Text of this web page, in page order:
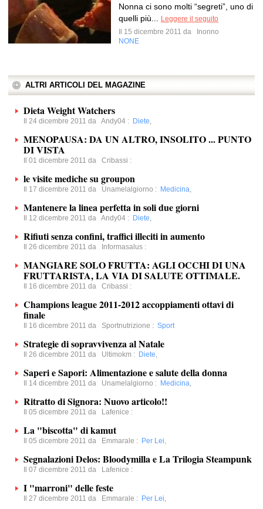
Nonna ci sono molti “segreti”, uno di
quelli più...
Leggere il seguito
Il 15 dicembre 2011 da
Inonno
NONE
ALTRI ARTICOLI DEL MAGAZINE
Dieta Weight Watchers
Il 24 dicembre 2011 da Andy04 : Diete,
MENOPAUSA: DA UN ALTRO, INSOLITO ... PUNTO
DI VISTA
Il 01 dicembre 2011 da Cribassi :
le visite mediche su groupon
Il 17 dicembre 2011 da Unamelalgiorno : Medicina,
Mantenere la linea perfetta in soli due giorni
Il 12 dicembre 2011 da Andy04 : Diete,
Rifiuti senza confini, traffici illeciti in aumento
Il 26 dicembre 2011 da Informasalus :
MANGIARE SOLO FRUTTA: AGLI OCCHI DI UNA
FRUTTARISTA, LA VIA DI SALUTE OTTIMALE.
Il 16 dicembre 2011 da Cribassi :
Champions league 2011-2012 accoppiamenti ottavi di
finale
Il 16 dicembre 2011 da Sportnutrizione : Sport
Strategie di sopravvivenza al Natale
Il 26 dicembre 2011 da Ultimokm : Diete,
Saperi e Sapori: Alimentazione e salute della donna
Il 14 dicembre 2011 da Unamelalgiorno : Medicina,
Ritratto di Signora: Nuovo articolo!!
Il 05 dicembre 2011 da Lafenice :
La "biscotta" di kamut
Il 05 dicembre 2011 da Emmarale : Per Lei,
Segnalazioni Delos: Bloodymilla e La Trilogia Steampunk
Il 07 dicembre 2011 da Lafenice :
I "marroni" delle feste
Il 27 dicembre 2011 da Emmarale : Per Lei,